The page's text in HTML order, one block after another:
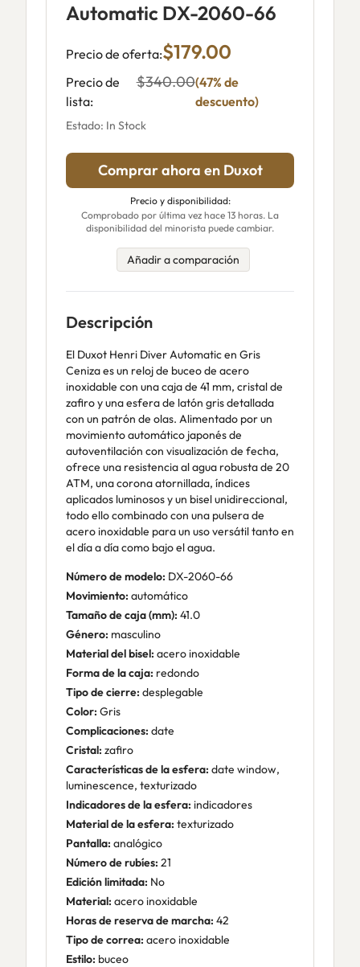
Automatic DX-2060-66
Precio de oferta:$179.00
Precio de
lista:
$340.00(47% de
descuento)
Estado: In Stock
Comprar ahora en Duxot
Precio y disponibilidad:
Comprobado por última vez hace 13 horas. La
disponibilidad del minorista puede cambiar.
Añadir a comparación
Descripción
El Duxot Henri Diver Automatic en Gris
Ceniza es un reloj de buceo de acero
inoxidable con una caja de 41 mm, cristal de
zafiro y una esfera de latón gris detallada
con un patrón de olas. Alimentado por un
movimiento automático japonés de
autoventilación con visualización de fecha,
ofrece una resistencia al agua robusta de 20
ATM, una corona atornillada, índices
aplicados luminosos y un bisel unidireccional,
todo ello combinado con una pulsera de
acero inoxidable para un uso versátil tanto en
el día a día como bajo el agua.
Número de modelo: DX-2060-66
Movimiento: automático
Tamaño de caja (mm): 41.0
Género: masculino
Material del bisel: acero inoxidable
Forma de la caja: redondo
Tipo de cierre: desplegable
Color: Gris
Complicaciones: date
Cristal: zafiro
Características de la esfera: date window,
luminescence, texturizado
Indicadores de la esfera: indicadores
Material de la esfera: texturizado
Pantalla: analógico
Número de rubíes: 21
Edición limitada: No
Material: acero inoxidable
Horas de reserva de marcha: 42
Tipo de correa: acero inoxidable
Estilo: buceo